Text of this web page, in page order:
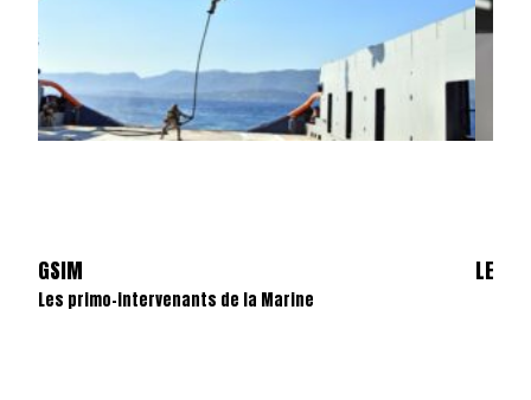
GSIM
Les primo-intervenants de la Marine
LES